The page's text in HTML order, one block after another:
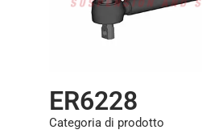
ER6228
Categoria di prodotto